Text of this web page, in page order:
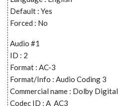
Default : Yes
Forced : No
Audio #1
ID : 2
Format : AC-3
Format/Info : Audio Coding 3
Commercial name : Dolby Digital
Codec ID : A_AC3